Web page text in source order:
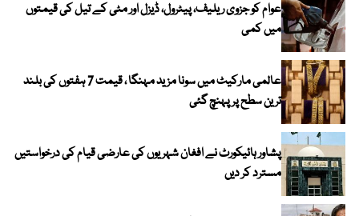
عوام کو جزوی ریلیف، پیٹرول، ڈیزل اور مٹی کے تیل کی قیمتوں
میں کمی
عالمی مارکیٹ میں سونا مزید مہنگا ، قیمت 7 ہفتوں کی بلند
ترین سطح پر پہنچ گئی
پشاور ہائیکورٹ نے افغان شہریوں کی عارضی قیام کی درخواستیں
مسترد کر دیں